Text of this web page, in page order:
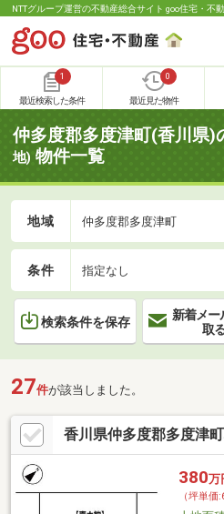
NTTグループ運営の不動産総合サイト goo住宅・不
1
最近検索した条件
0
最近見た物件
仲多度郡多度津町(香川県)
地) 物件一覧
地域 仲多度郡多度津町
条件 指定なし
検索条件を保存
新着メー
取
27件が該当しました。
香川県仲多度郡多度津
380万
（坪単価